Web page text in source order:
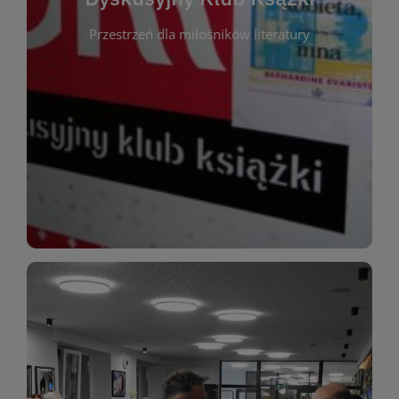
Przestrzeń dla miłośników literatury
Dyskusyjny Klub Ksążki
Dyskusyjny Klub Książki to przestrzeń dla
miłośników literatury, którzy lubią dzielić się
opiniami i emocjami po lekturze. Spotykamy się
regularnie, by rozmawiać o wybranych tytułach z
różnych gatunków literackich. Każde spotkanie to
okazja do inspirującej dyskusji, wymiany
miłośników estetycznych doznań!
WIĘCEJ